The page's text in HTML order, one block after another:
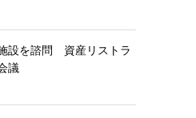
設を諮問 資産リストラ
議